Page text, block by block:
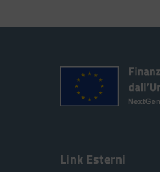
Link Esterni